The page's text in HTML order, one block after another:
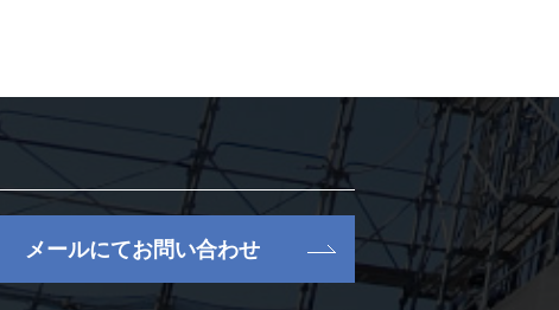
メールにてお問い合わせ